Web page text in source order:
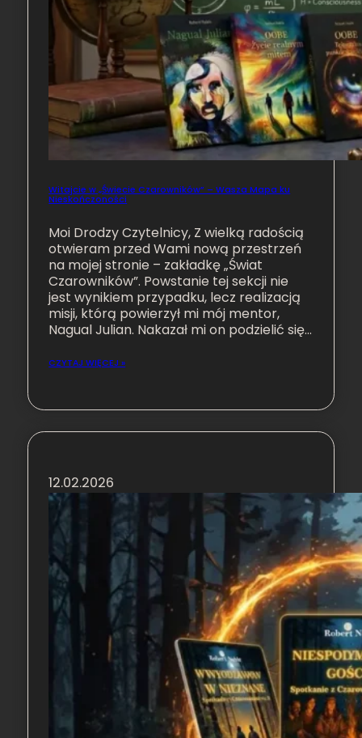
Witajcie w „Świecie Czarowników” – Wasza Mapa ku
Nieskończoności
Moi Drodzy Czytelnicy, Z wielką radością
otwieram przed Wami nową przestrzeń
na mojej stronie – zakładkę „Świat
Czarowników”. Powstanie tej sekcji nie
jest wynikiem przypadku, lecz realizacją
misji, którą powierzył mi mój mentor,
Nagual Julian. Nakazał mi on podzielić się…
CZYTAJ WIĘCEJ »
12.02.2026